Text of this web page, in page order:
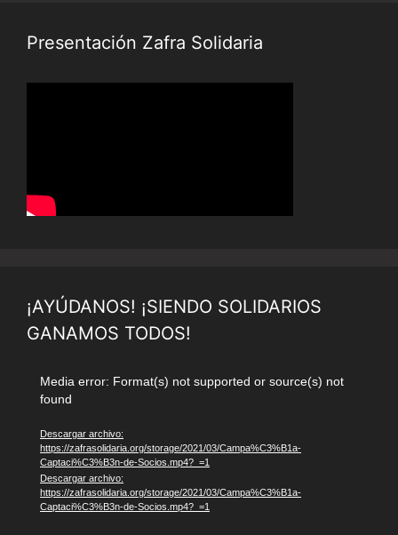
Presentación Zafra Solidaria
¡AYÚDANOS! ¡SIENDO SOLIDARIOS
GANAMOS TODOS!
Reproductor
de
vídeo
Media error: Format(s) not supported or source(s) not
found
Descargar archivo:
https://zafrasolidaria.org/storage/2021/03/Campa%C3%B1a-
Captaci%C3%B3n-de-Socios.mp4?_=1
Descargar archivo:
https://zafrasolidaria.org/storage/2021/03/Campa%C3%B1a-
Captaci%C3%B3n-de-Socios.mp4?_=1